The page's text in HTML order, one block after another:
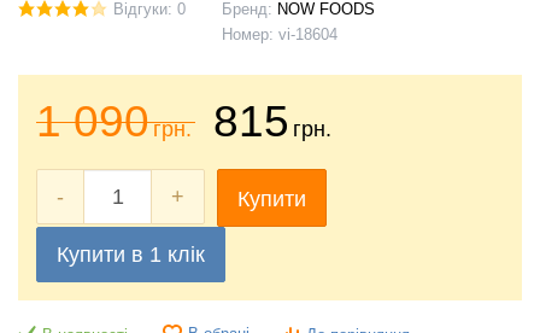
Відгуки: 0 Бренд: NOW FOODS
Номер: vi-18604
1 090грн. 815 грн.
- + Купити
Купити в 1 клік